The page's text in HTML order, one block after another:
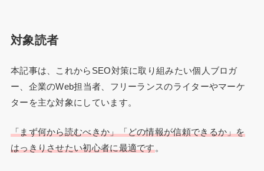
対象読者
本記事は、これからSEO対策に取り組みたい個人ブロガ
ー、企業のWeb担当者、フリーランスのライターやマーケ
ターを主な対象にしています。
「まず何から読むべきか」「どの情報が信頼できるか」を
はっきりさせたい初心者に最適です。